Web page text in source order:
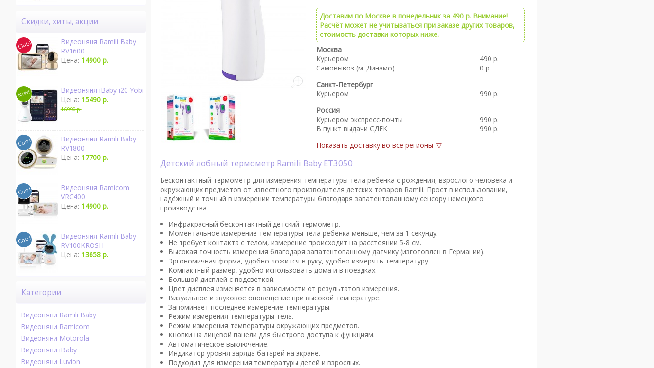
Доставим по Москве в понедельник за 490 р. Внимание!
Расчёт может не учитываться при заказе других товаров,
стоимость доставки которых ниже.
Москва
Курьером
490 р.
Самовывоз (м. Динамо)
0 р.
Санкт-Петербург
Курьером
990 р.
Россия
Курьером экспресс-почты
990 р.
В пункт выдачи CДEK
990 р.
Показать доставку во все регионы
Детский лобный термометр Ramili Baby ET3050
Бесконтактный термометр для измерения температуры тела ребенка с рождения, взрослого человека и
окружающих предметов от известного производителя детских товаров Ramili. Прост в использовании,
надёжный и точный в измерении температуры благодаря запатентованному сенсору немецкого
производства.
Инфракрасный бесконтактный детский термометр.
Моментальное измерение температуры тела ребенка меньше, чем за 1 секунду.
Не требует контакта с телом, измерение происходит на расстоянии 5-8 см.
Высокая точность измерения благодаря запатентованному датчику (изготовлен в Германии).
Эргономичная форма, удобно ложится в руку, удобно измерять температуру.
Компактный размер, удобно использовать дома и в поездках.
Большой дисплей с подсветкой.
Цвет дисплея изменяется в зависимости от результатов измерения.
Визуальное и звуковое оповещение при высокой температуре.
Запоминает последнее измерение температуры.
Режим измерения температуры тела.
Режим измерения температуры окружающих предметов.
Кнопки на лицевой панели для быстрого доступа к функциям.
Автоматическое выключение.
Индикатор уровня заряда батарей на экране.
Подходит для измерения температуры детей и взрослых.
Скидки, хиты, акции
Видеоняня Ramili Baby
RV1600
Цена: 14900 р.
Видеоняня iBaby i20 Yobi
Цена: 15490 р.
16990 р.
Видеоняня Ramili Baby
RV1800
Цена: 17700 р.
Видеоняня Ramicom
VRC400
Цена: 14900 р.
Видеоняня Ramili Baby
RV100KROSH
Цена: 13658 р.
Категории
Видеоняни Ramili Baby
Видеоняни Ramicom
Видеоняни Motorola
Видеоняни iBaby
Видеоняни Luvion